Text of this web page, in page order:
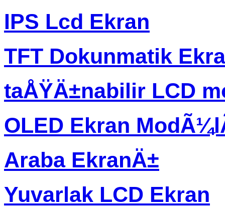
IPS Lcd Ekran
TFT Dokunmatik
taÅŸÄ±nabilir LCD
OLED Ekran
Araba EkranÄ±
Yuvarlak LCD Ekran